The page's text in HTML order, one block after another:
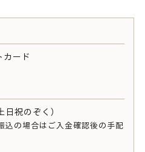
カード
祝のぞく）
の場合はご入金確認後の手配